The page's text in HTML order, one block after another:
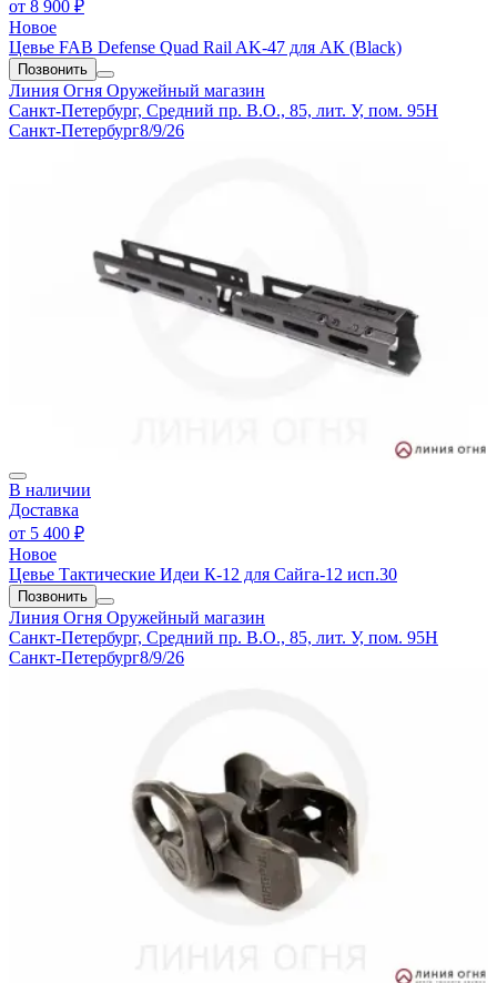
от 8 900 ₽
Новое
Цевье FAB Defense Quad Rail AK-47 для АК (Black)
Позвонить
Линия Огня Оружейный магазин
Санкт-Петербург, Средний пр. В.О., 85, лит. У, пом. 95Н
Санкт-Петербург8/9/26
В наличии
Доставка
от 5 400 ₽
Новое
Цевье Тактические Идеи К-12 для Сайга-12 исп.30
Позвонить
Линия Огня Оружейный магазин
Санкт-Петербург, Средний пр. В.О., 85, лит. У, пом. 95Н
Санкт-Петербург8/9/26